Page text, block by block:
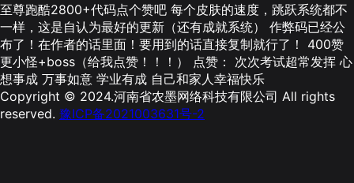
至尊跑酷2800+代码点个赞吧 每个皮肤的速度，跳跃系统都不
一样，这是自认为最好的更新（还有成就系统） 作弊码已经公
布了！在作者的话里面！要用到的话直接复制就行了！ 400赞
更小怪+boss（给我点赞！！！） 点赞： 次次考试超常发挥 心
想事成 万事如意 学业有成 自己和家人幸福快乐
Copyright © 2024.河南省农墨网络科技有限公司 All rights
reserved. 豫ICP备2021003631号-2